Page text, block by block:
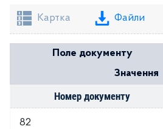
Картка Файли
Поле документу
Значення
Номер документу
82